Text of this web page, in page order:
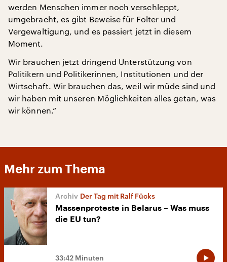
werden Menschen immer noch verschleppt,
umgebracht, es gibt Beweise für Folter und
Vergewaltigung, und es passiert jetzt in diesem
Moment.
Wir brauchen jetzt dringend Unterstützung von
Politikern und Politikerinnen, Institutionen und der
Wirtschaft. Wir brauchen das, weil wir müde sind und
wir haben mit unseren Möglichkeiten alles getan, was
wir können.“
Mehr zum Thema
Der Tag mit Ralf Fücks
Massenproteste in Belarus – Was muss
die EU tun?
33:42 Minuten